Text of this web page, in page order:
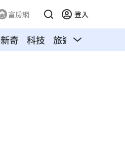
富房網 登入
新奇 科技 旅遊 汽車